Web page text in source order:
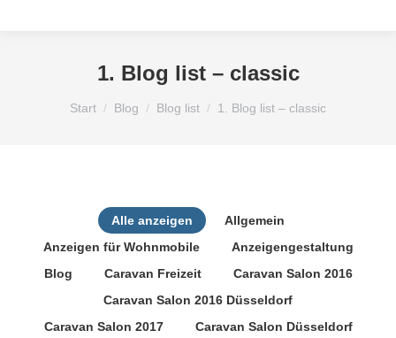
1. Blog list – classic
Sie befinden sich hier:
Start Blog Blog list 1. Blog list – classic
Alle anzeigen
Allgemein
Anzeigen für Wohnmobile
Anzeigengestaltung
Blog
Caravan Freizeit
Caravan Salon 2016
Caravan Salon 2016 Düsseldorf
Caravan Salon 2017
Caravan Salon Düsseldorf